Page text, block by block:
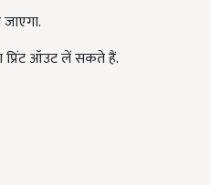
ऑउट लें सकते हैं.